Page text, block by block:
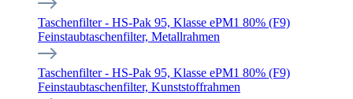
Taschenfilter - HS-Pak 95, Klasse ePM1 80% (F9)
Feinstaubtaschenfilter, Metallrahmen
Taschenfilter - HS-Pak 95, Klasse ePM1 80% (F9)
Feinstaubtaschenfilter, Kunststoffrahmen